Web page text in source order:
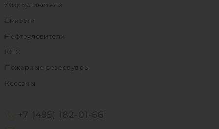
Жироуловители
Емкости
Нефтеуловители
КНС
Пожарные резервуары
Кессоны